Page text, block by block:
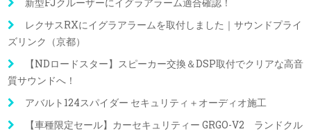
レクサスRXにイグラアラームを取付しました｜サウンドプライ
ズリンク（京都）
【NDロードスター】スピーカー交換＆DSP取付でクリアな高音
質サウンドへ！
アバルト124スパイダー セキュリティ＋オーディオ施工
【車種限定セール】カーセキュリティー GRGO-V2 ランドクル